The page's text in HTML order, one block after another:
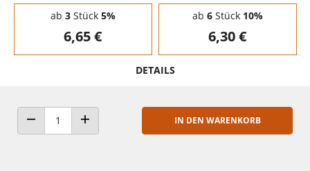
Staffelpreise - Mengenrabatt
ab 3Stück 5%
6,65 €
ab 6Stück 10%
6,30 €
DETAILS
ANZAHL VERRINGERNANZAHL ERHÖHEN
IN DEN WARENKORB